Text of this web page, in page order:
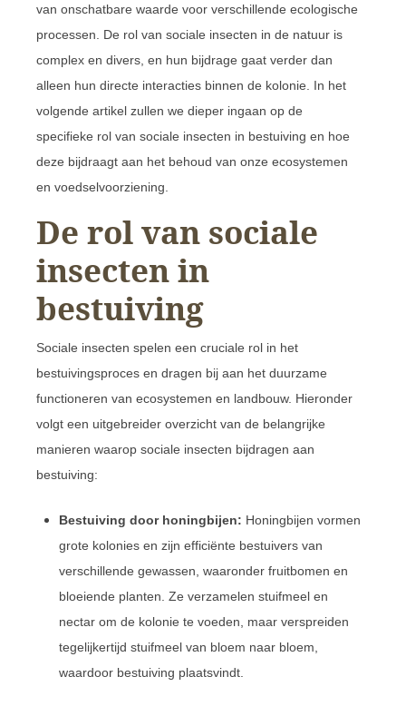
van onschatbare waarde voor verschillende ecologische
processen. De rol van sociale insecten in de natuur is
complex en divers, en hun bijdrage gaat verder dan
alleen hun directe interacties binnen de kolonie. In het
volgende artikel zullen we dieper ingaan op de
specifieke rol van sociale insecten in bestuiving en hoe
deze bijdraagt aan het behoud van onze ecosystemen
en voedselvoorziening.
De rol van sociale
insecten in
bestuiving
Sociale insecten spelen een cruciale rol in het
bestuivingsproces en dragen bij aan het duurzame
functioneren van ecosystemen en landbouw. Hieronder
volgt een uitgebreider overzicht van de belangrijke
manieren waarop sociale insecten bijdragen aan
bestuiving:
Bestuiving door honingbijen: Honingbijen vormen
grote kolonies en zijn efficiënte bestuivers van
verschillende gewassen, waaronder fruitbomen en
bloeiende planten. Ze verzamelen stuifmeel en
nectar om de kolonie te voeden, maar verspreiden
tegelijkertijd stuifmeel van bloem naar bloem,
waardoor bestuiving plaatsvindt.